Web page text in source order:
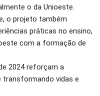
o da Unioeste.
o projeto também
práticas no ensino,
com a formação de
2024 reforçam a
transformando vidas e